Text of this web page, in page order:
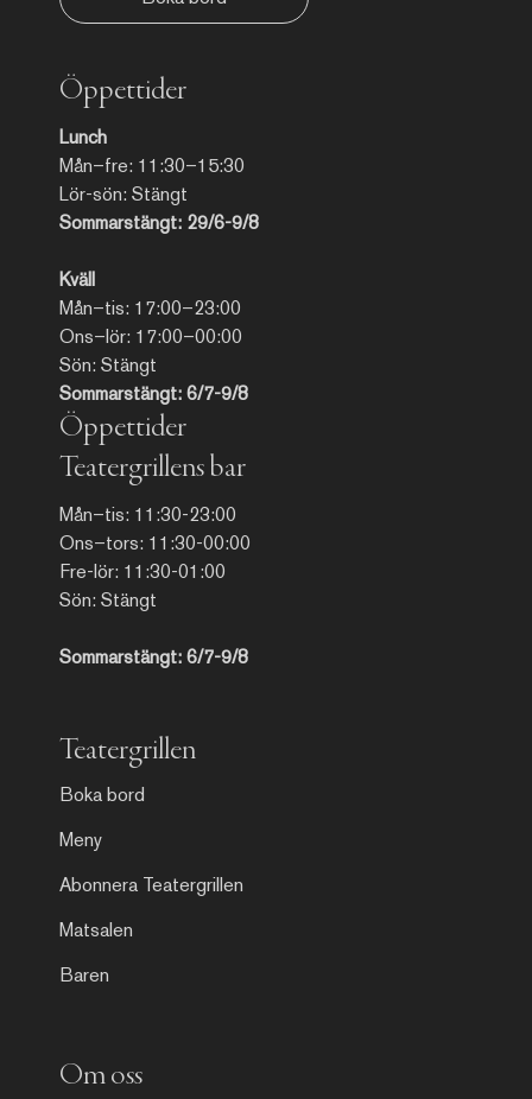
Öppettider
Lunch
Mån–fre: 11:30–15:30
Lör-sön: Stängt
Sommarstängt: 29/6-9/8
Kväll
Mån–tis: 17:00–23:00
Ons–lör: 17:00–00:00
Sön: Stängt
Sommarstängt: 6/7-9/8
Öppettider
Teatergrillens bar
Mån–tis: 11:30-23:00
Ons–tors: 11:30-00:00
Fre-lör: 11:30-01:00
Sön: Stängt
Sommarstängt: 6/7-9/8
Teatergrillen
Boka bord
Meny
Abonnera Teatergrillen
Matsalen
Baren
Om oss